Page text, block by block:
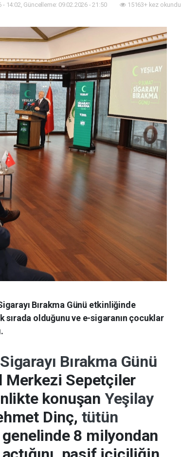
- 14:02, Güncelleme: 09.02.2026 - 21:50 15163+ kez okundu.
Bırakma Günü etkinliğinde
olduğunu ve e-sigaranın çocuklar
Sigarayı Bırakma Günü
Merkezi Sepetçiler
konuşan Yeşilay
Dinç, tütün
genelinde 8 milyondan